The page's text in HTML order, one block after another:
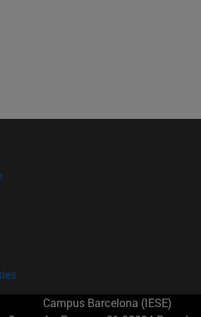
Campus Barcelona (IESE)